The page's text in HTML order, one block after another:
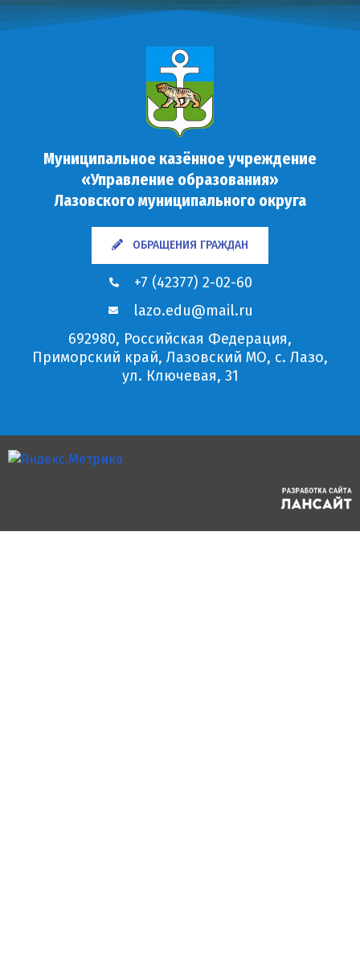
Муниципальное казённое учреждение
«Управление образования»
Лазовского муниципального округа
ОБРАЩЕНИЯ ГРАЖДАН
+7 (42377) 2-02-60
lazo.edu@mail.ru
692980, Российская Федерация,
Приморский край, Лазовский МО, с. Лазо,
ул. Ключевая, 31